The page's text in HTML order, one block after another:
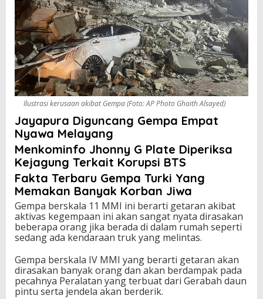
Ilustrasi kerusaan akibat Gempa (Foto: AP Photo Ghaith Alsayed)
Jayapura Diguncang Gempa Empat
Nyawa Melayang
Menkominfo Jhonny G Plate Diperiksa
Kejagung Terkait Korupsi BTS
Fakta Terbaru Gempa Turki Yang
Memakan Banyak Korban Jiwa
Gempa berskala 11 MMI ini berarti getaran akibat
aktivas kegempaan ini akan sangat nyata dirasakan
beberapa orang jika berada di dalam rumah seperti
sedang ada kendaraan truk yang melintas.
Gempa berskala IV MMI yang berarti getaran akan
dirasakan banyak orang dan akan berdampak pada
pecahnya Peralatan yang terbuat dari Gerabah daun
pintu serta jendela akan berderik.